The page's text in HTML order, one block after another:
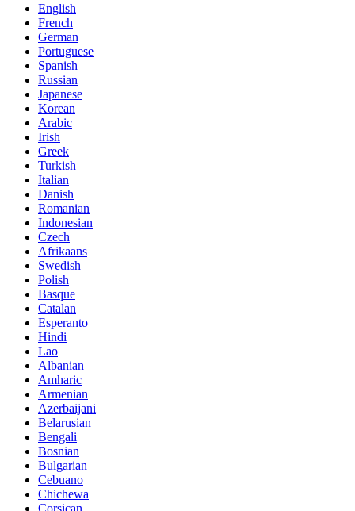
English
French
German
Portuguese
Spanish
Russian
Japanese
Korean
Arabic
Irish
Greek
Turkish
Italian
Danish
Romanian
Indonesian
Czech
Afrikaans
Swedish
Polish
Basque
Catalan
Esperanto
Hindi
Lao
Albanian
Amharic
Armenian
Azerbaijani
Belarusian
Bengali
Bosnian
Bulgarian
Cebuano
Chichewa
Corsican